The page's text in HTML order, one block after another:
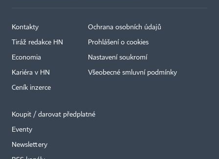
Kontakty
Tiráž redakce HN
Economia
Kariéra v HN
Ceník inzerce
Ochrana osobních údajů
Prohlášení o cookies
Nastavení soukromí
Všeobecné smluvní podmínky
Koupit / darovat předplatné
Eventy
Newslettery